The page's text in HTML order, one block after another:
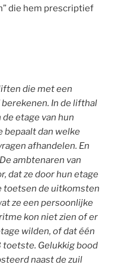
die hem prescriptief
die met een
In de lifthal
etage van hun
bepaalt dan welke
afhandelen. En
ambtenaren van
dat ze door hun etage
toetsen de uitkomsten
ze een persoonlijke
kon niet zien of er
wilden, of dat één
Gelukkig bood
naast de zuil